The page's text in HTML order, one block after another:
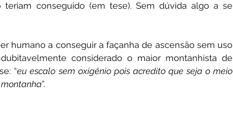
teriam conseguido (em tese). Sem dúvida algo a se
humano a conseguir a façanha de ascensão sem uso
considerado o maior montanhista de
“eu escalo sem oxigênio pois acredito que seja o meio
montanha”.